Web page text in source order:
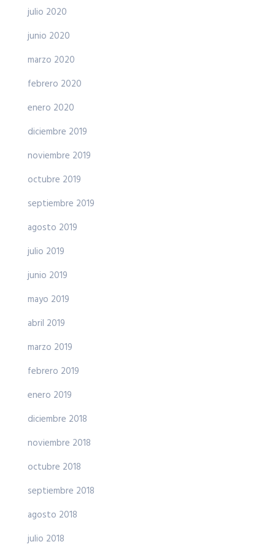
julio 2020
junio 2020
marzo 2020
febrero 2020
enero 2020
diciembre 2019
noviembre 2019
octubre 2019
septiembre 2019
agosto 2019
julio 2019
junio 2019
mayo 2019
abril 2019
marzo 2019
febrero 2019
enero 2019
diciembre 2018
noviembre 2018
octubre 2018
septiembre 2018
agosto 2018
julio 2018